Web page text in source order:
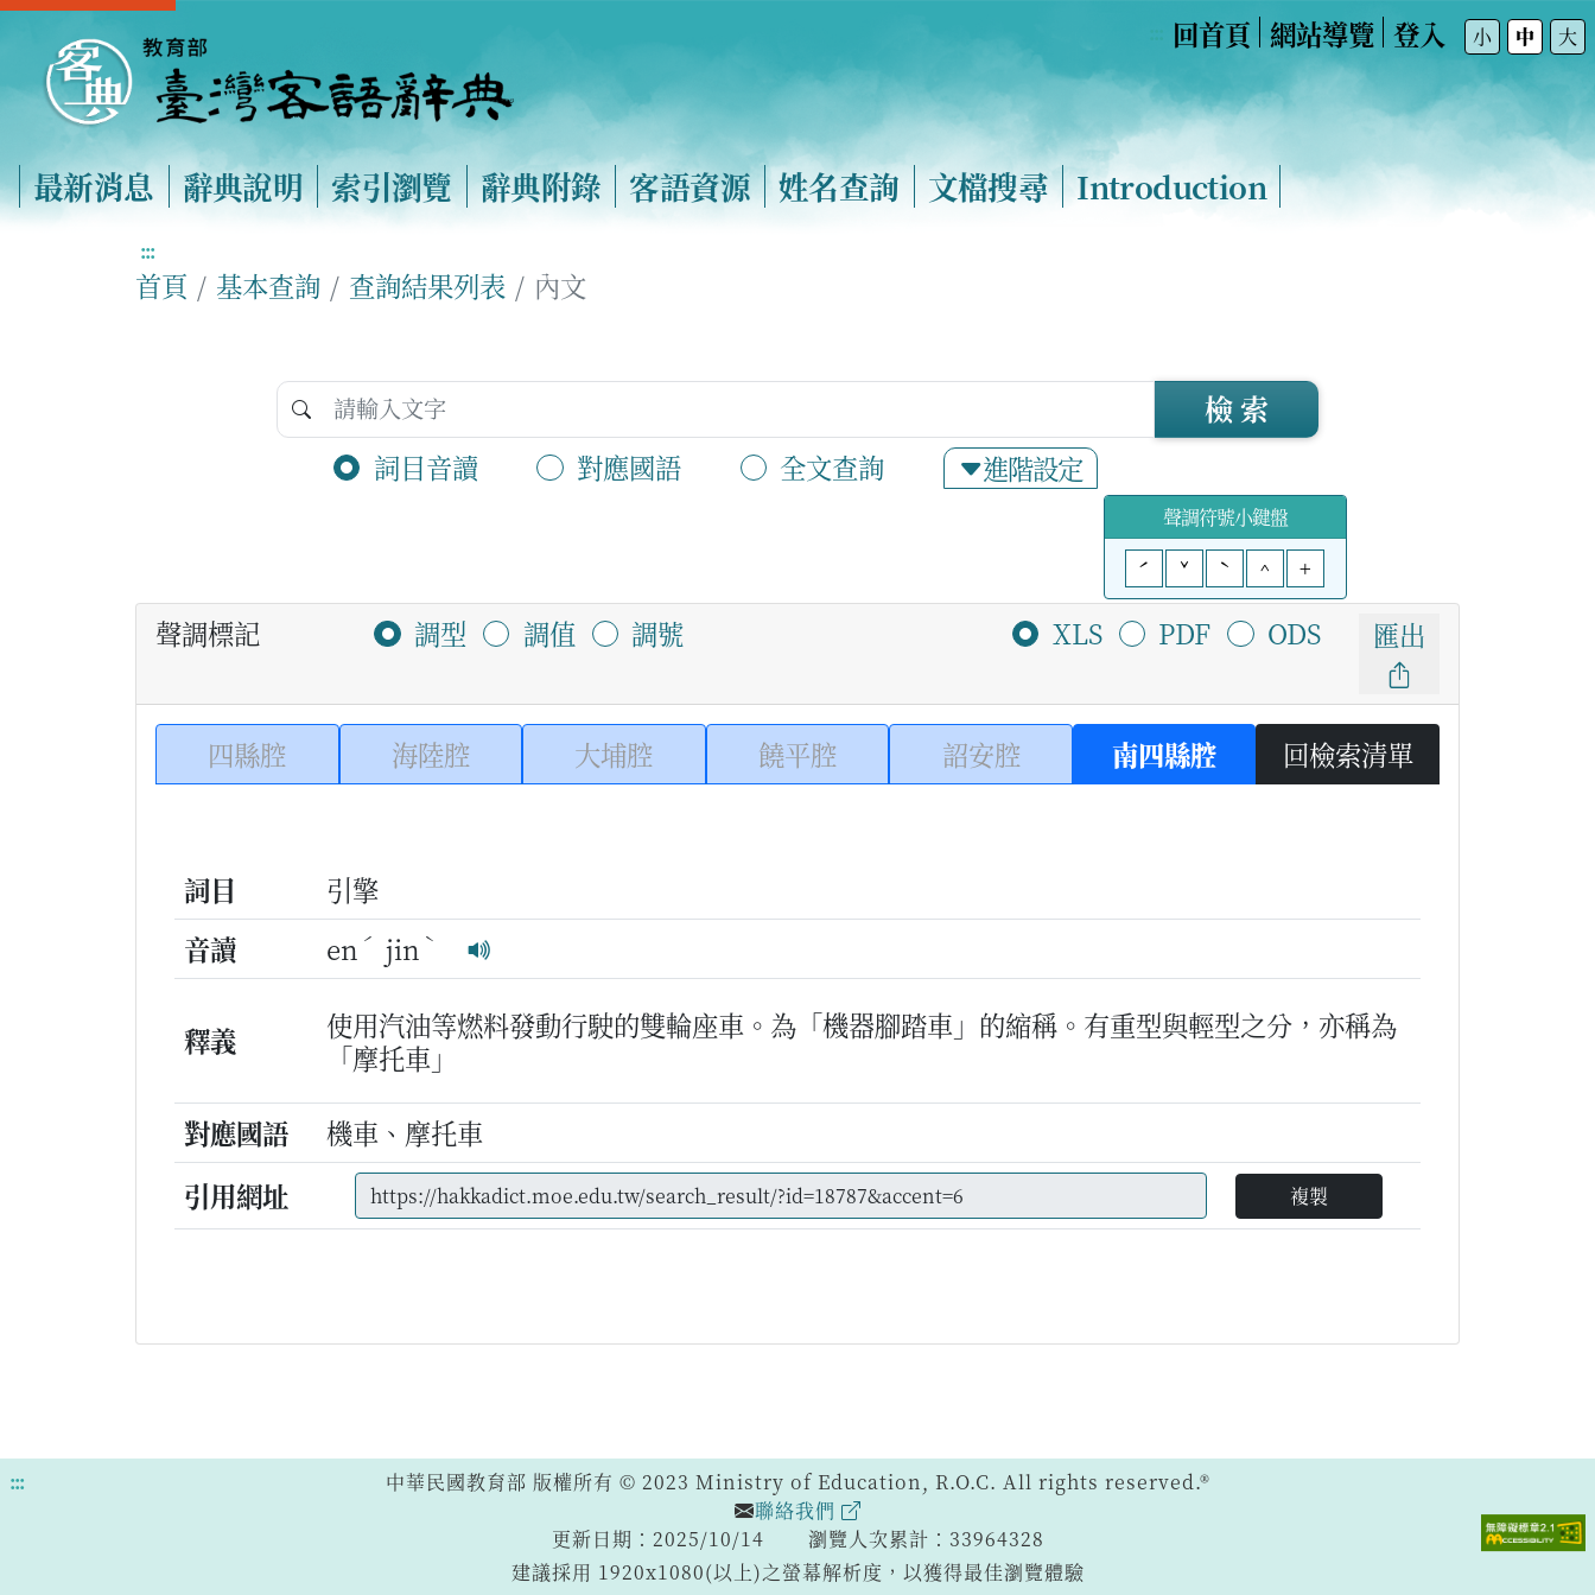
回首頁 網站導覽 登入 小 中 大
最新消息 辭典說明 索引瀏覽 辭典附錄 客語資源 姓名查詢 文檔搜尋 Introduction
:::
首頁 基本查詢 查詢結果列表 內文
詞目音讀 對應國語 全文查詢 進階設定
檢 索
聲調符號小鍵盤
ˊ
ˇ ˋ ^ +
聲調標記 調型 調值 調號 XLS PDF ODS 匯出
四縣腔 海陸腔 大埔腔 饒平腔 詔安腔 南四縣腔 回檢索清單
詞目
引擎
音讀
en ˊ jin ˋ
釋義
使用汽油等燃料發動行駛的雙輪座車。為「機器腳踏車」的縮稱。有重型與輕型之分，亦稱為
「摩托車」
對應國語
機車、摩托車
引用網址
複製
:::
中華民國教育部 版權所有 © 2023 Ministry of Education, R.O.C. All rights reserved.®
聯絡我們
更新日期：2025/10/14
瀏覽人次累計：33964328
建議採用 1920x1080(以上)之螢幕解析度，以獲得最佳瀏覽體驗